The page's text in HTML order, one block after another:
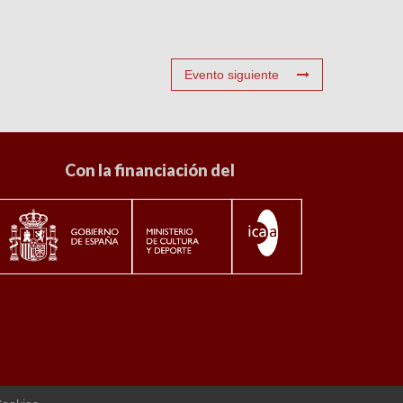
Evento siguiente
Con la financiación del